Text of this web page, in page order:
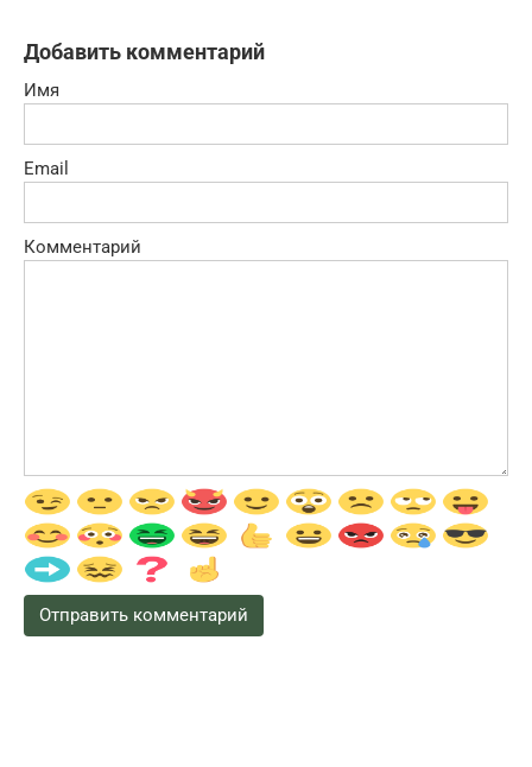
Добавить комментарий
Имя
Email
Комментарий